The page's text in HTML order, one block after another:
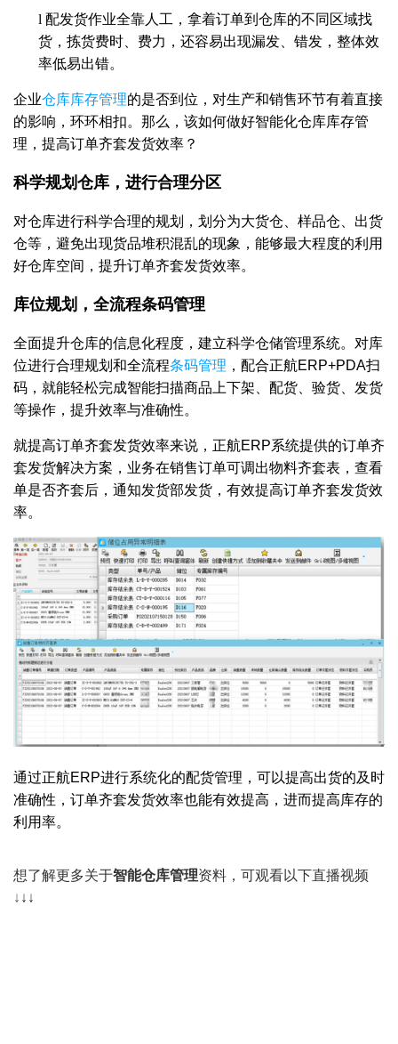
l 配发货作业全靠人工，拿着订单到仓库的不同区域找
货，拣货费时、费力，还容易出现漏发、错发，整体效
率低易出错。
企业仓库库存管理的是否到位，对生产和销售环节有着直接
的影响，环环相扣。那么，该如何做好智能化仓库库存管
理，提高订单齐套发货效率？
科学规划仓库，进行合理分区
对仓库进行科学合理的规划，划分为大货仓、样品仓、出货
仓等，避免出现货品堆积混乱的现象，能够最大程度的利用
好仓库空间，提升订单齐套发货效率。
库位规划，全流程条码管理
全面提升仓库的信息化程度，建立科学仓储管理系统。对库
位进行合理规划和全流程条码管理 ，配合正航ERP+PDA扫
码，就能轻松完成智能扫描商品上下架、配货、验货、发货
等操作，提升效率与准确性。
就提高订单齐套发货效率来说，正航ERP系统提供的订单齐
套发货解决方案，业务在销售订单可调出物料齐套表，查看
单是否齐套后，通知发货部发货，有效提高订单齐套发货效
率。
通过正航ERP进行系统化的配货管理，可以提高出货的及时
准确性，订单齐套发货效率也能有效提高，进而提高库存的
利用率。
想了解更多关于智能仓库管理资料 ，可观看以下直播视频
↓ ↓ ↓